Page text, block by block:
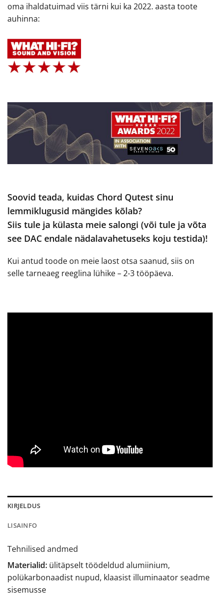
oma ihaldatuimad viis tärni kui ka 2022. aasta toote
auhinna:
Soovid teada, kuidas Chord Qutest sinu
lemmiklugusid mängides kõlab?
Siis tule ja külasta meie salongi (või tule ja võta
see DAC endale nädalavahetuseks koju testida)!
Kui antud toode on meie laost otsa saanud, siis on
selle tarneaeg reeglina lühike – 2-3 tööpäeva.
KIRJELDUS
LISAINFO
Tehnilised andmed
Materialid: ülitäpselt töödeldud alumiinium,
polükarbonaadist nupud, klaasist illuminaator seadme
sisemusse